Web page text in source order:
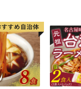
shime@hakata-
710-5439
10時～午後5時（土